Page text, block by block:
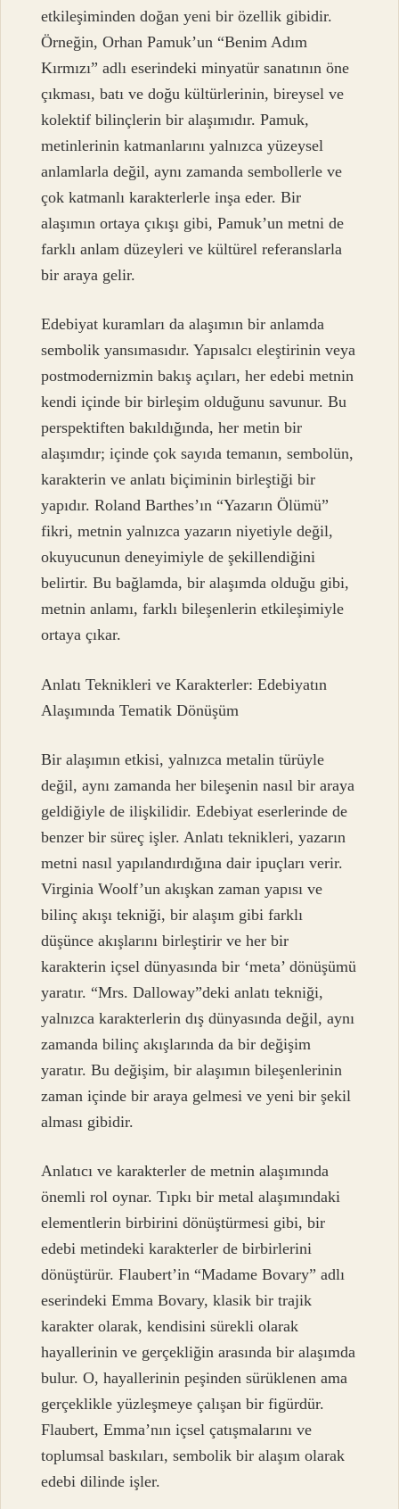
etkileşiminden doğan yeni bir özellik gibidir.
Örneğin, Orhan Pamuk’un “Benim Adım
Kırmızı” adlı eserindeki minyatür sanatının öne
çıkması, batı ve doğu kültürlerinin, bireysel ve
kolektif bilinçlerin bir alaşımıdır. Pamuk,
metinlerinin katmanlarını yalnızca yüzeysel
anlamlarla değil, aynı zamanda sembollerle ve
çok katmanlı karakterlerle inşa eder. Bir
alaşımın ortaya çıkışı gibi, Pamuk’un metni de
farklı anlam düzeyleri ve kültürel referanslarla
bir araya gelir.
Edebiyat kuramları da alaşımın bir anlamda
sembolik yansımasıdır. Yapısalcı eleştirinin veya
postmodernizmin bakış açıları, her edebi metnin
kendi içinde bir birleşim olduğunu savunur. Bu
perspektiften bakıldığında, her metin bir
alaşımdır; içinde çok sayıda temanın, sembolün,
karakterin ve anlatı biçiminin birleştiği bir
yapıdır. Roland Barthes’ın “Yazarın Ölümü”
fikri, metnin yalnızca yazarın niyetiyle değil,
okuyucunun deneyimiyle de şekillendiğini
belirtir. Bu bağlamda, bir alaşımda olduğu gibi,
metnin anlamı, farklı bileşenlerin etkileşimiyle
ortaya çıkar.
Anlatı Teknikleri ve Karakterler: Edebiyatın
Alaşımında Tematik Dönüşüm
Bir alaşımın etkisi, yalnızca metalin türüyle
değil, aynı zamanda her bileşenin nasıl bir araya
geldiğiyle de ilişkilidir. Edebiyat eserlerinde de
benzer bir süreç işler. Anlatı teknikleri, yazarın
metni nasıl yapılandırdığına dair ipuçları verir.
Virginia Woolf’un akışkan zaman yapısı ve
bilinç akışı tekniği, bir alaşım gibi farklı
düşünce akışlarını birleştirir ve her bir
karakterin içsel dünyasında bir ‘meta’ dönüşümü
yaratır. “Mrs. Dalloway”deki anlatı tekniği,
yalnızca karakterlerin dış dünyasında değil, aynı
zamanda bilinç akışlarında da bir değişim
yaratır. Bu değişim, bir alaşımın bileşenlerinin
zaman içinde bir araya gelmesi ve yeni bir şekil
alması gibidir.
Anlatıcı ve karakterler de metnin alaşımında
önemli rol oynar. Tıpkı bir metal alaşımındaki
elementlerin birbirini dönüştürmesi gibi, bir
edebi metindeki karakterler de birbirlerini
dönüştürür. Flaubert’in “Madame Bovary” adlı
eserindeki Emma Bovary, klasik bir trajik
karakter olarak, kendisini sürekli olarak
hayallerinin ve gerçekliğin arasında bir alaşımda
bulur. O, hayallerinin peşinden sürüklenen ama
gerçeklikle yüzleşmeye çalışan bir figürdür.
Flaubert, Emma’nın içsel çatışmalarını ve
toplumsal baskıları, sembolik bir alaşım olarak
edebi dilinde işler.